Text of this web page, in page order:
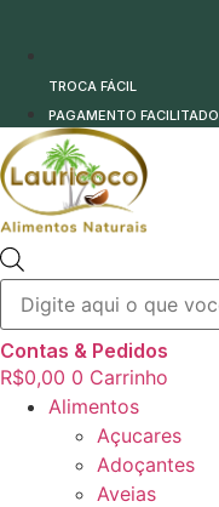
TROCA FÁCIL
PAGAMENTO FACILITADO
produtos
Contas & Pedidos
R$0,00 0 Carrinho
Alimentos
Açucares
Adoçantes
Aveias